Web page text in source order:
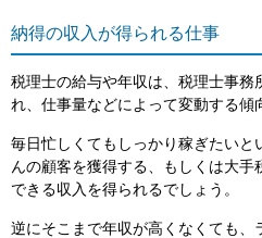
納得の収入が得られる仕事
税理士の給与や年収は、税理士事務
れ、仕事量などによって変動する傾
毎日忙しくてもしっかり稼ぎたいと
んの顧客を獲得する、もしくは大
できる収入を得られるでしょう。
逆にそこまで年収が高くなくても、